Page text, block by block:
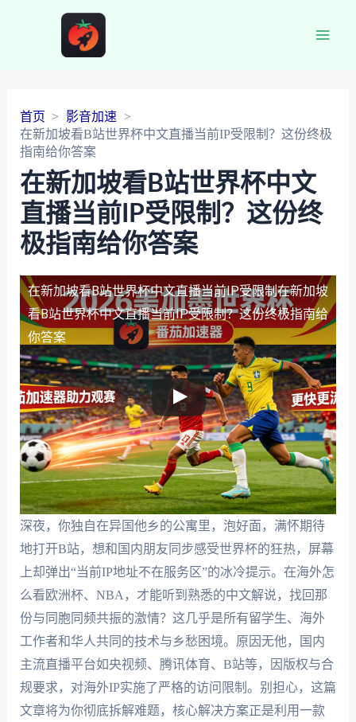
首页
影音加速
在新加坡看B站世界杯中文直播当前IP受限制？这份终极
指南给你答案
在新加坡看B站世界杯中文
直播当前IP受限制？这份终
极指南给你答案
在新加坡看B站世界杯中文直播当前IP受限制在新加坡
看B站世界杯中文直播当前IP受限制？这份终极指南给
你答案
深夜，你独自在异国他乡的公寓里，泡好面，满怀期待
地打开B站，想和国内朋友同步感受世界杯的狂热，屏幕
上却弹出“当前IP地址不在服务区”的冰冷提示。在海外怎
么看欧洲杯、NBA，才能听到熟悉的中文解说，找回那
份与同胞同频共振的激情？这几乎是所有留学生、海外
工作者和华人共同的技术与乡愁困境。原因无他，国内
主流直播平台如央视频、腾讯体育、B站等，因版权与合
规要求，对海外IP实施了严格的访问限制。别担心，这篇
文章将为你彻底拆解难题，核心解决方案正是利用一款